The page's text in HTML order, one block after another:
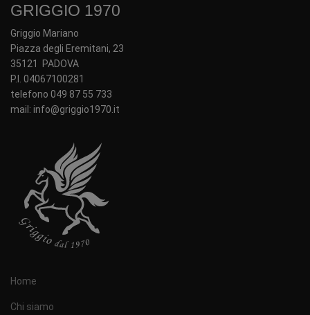
GRIGGIO 1970
Griggio Mariano
Piazza degli Eremitani, 23
35121 PADOVA
P.I. 04067100281
telefono 049 87 55 733
mail: info@griggio1970.it
Home
Chi siamo